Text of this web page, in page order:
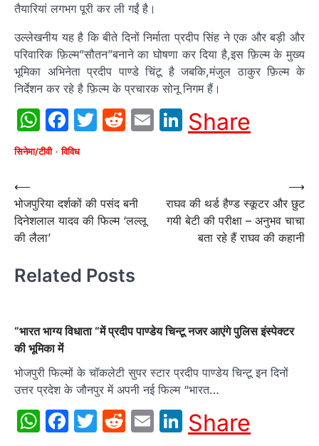
तैयारियां लगभग पूरी कर ली गईं है।
उल्लेखनीय यह है कि बीते दिनों निर्माता प्रदीप सिंह ने एक और बड़ी और
परिवारिक फ़िल्म”सौतन”बनाने का घोषणा कर दिया है,इस फ़िल्म के मुख्य
भूमिका अभिनेता प्रदीप पाण्डे चिंटू है जबकि,मंजुल ठाकुर फ़िल्म के
निर्देशन कर रहे है फ़िल्म के प्रचारक सोनू निगम हैं।
WhatsApp
Facebook
Twitter
Reddit
EmailLinkedIn
Share
सिनेमा/टीवी विविध
Post
navigation
⟵
भोजपुरिया दर्शकों की पसंद बनी
दिनेशलाल यादव की फिल्‍म ‘लल्‍लू
की लैला’
राघव की थर्ड हैण्ड स्कूटर और छुट
गयी बेटी की परीक्षा – अनुभव चाचा
बता रहे हैं राघव की कहानी
⟶
Related Posts
“भारत भाग्य विधाता “में प्रदीप पाण्डेय चिन्टू नजर आएंगे पुलिस इंस्पेक्टर
की भूमिका में
भोजपुरी फिल्मों के चॉकलेटी सुपर स्टार प्रदीप पाण्डेय चिन्टू इन दिनों
उत्तर प्रदेश के जौनपुर में अपनी नई फिल्म “भारत…
WhatsApp
Facebook
Twitter
Reddit
EmailLinkedIn
Share